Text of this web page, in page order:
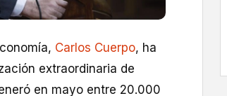
Carlos Cuerpo, ha
extraordinaria de
en mayo entre 20.000